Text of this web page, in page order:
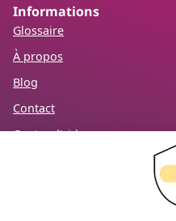
Informations
Glossaire
À propos
Blog
Contact
Centre d’aide
Recevez notre newsletter